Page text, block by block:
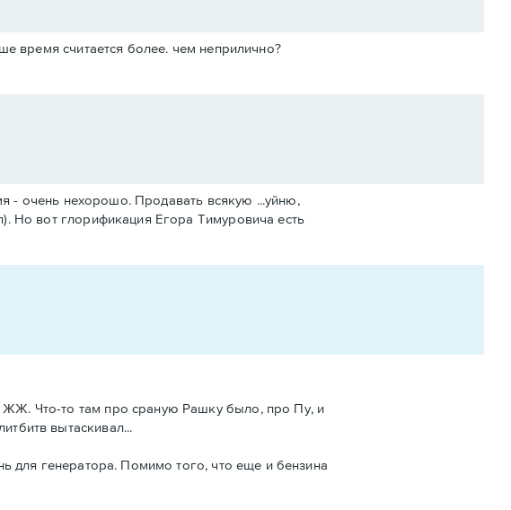
время считается более. чем неприлично?
- очень нехорошо. Продавать всякую ...уйню,
Но вот глорификация Егора Тимуровича есть
ЖЖ. Что-то там про сраную Рашку было, про Пу, и
вытаскивал...
для генератора. Помимо того, что еще и бензина